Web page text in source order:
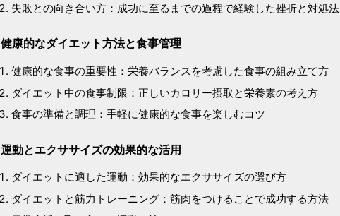
失敗との向き合い方：成功に至るまでの過程で経験した挫折と対処法
健康的なダイエット方法と食事管理
健康的な食事の重要性：栄養バランスを考慮した食事の組み立て方
ダイエット中の食事制限：正しいカロリー摂取と栄養素の考え方
食事の準備と調理：手軽に健康的な食事を楽しむコツ
運動とエクササイズの効果的な活用
ダイエットに適した運動：効果的なエクササイズの選び方
ダイエットと筋力トレーニング：筋肉をつけることで成功する方法